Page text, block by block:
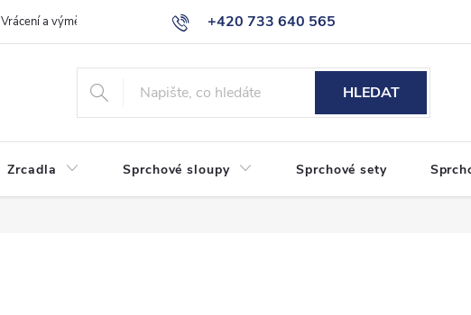
+420 733 640 565
info@eshop-sanita.cz
Vrácení a výměna zboží Reklamace Obchodní podmínky
HLEDAT
Zrcadla Sprchové sloupy Sprchové sety